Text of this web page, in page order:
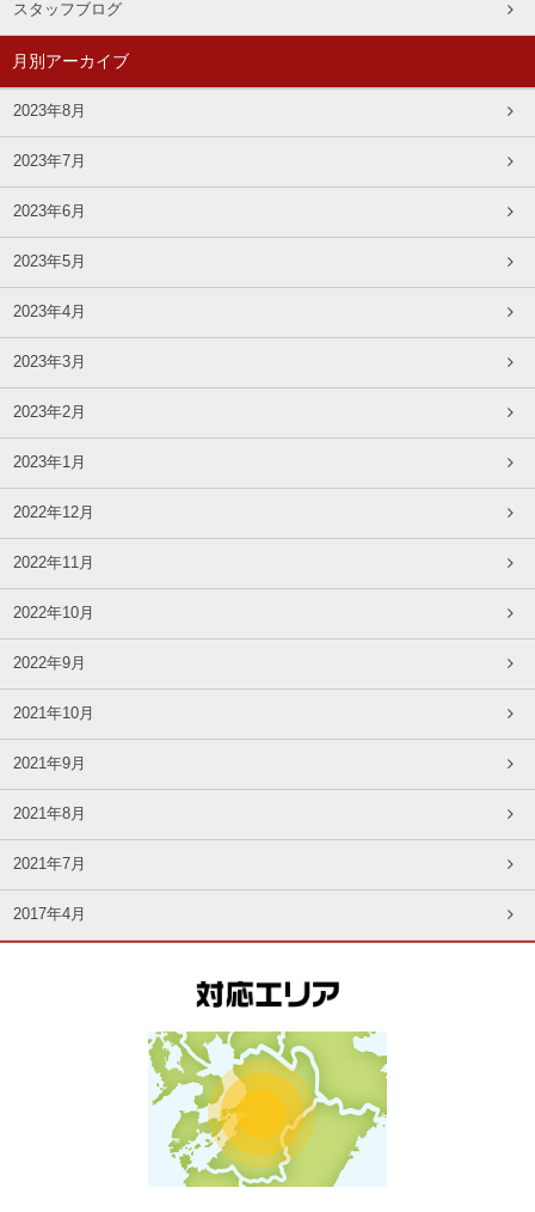
スタッフブログ
月別アーカイブ
2023年8月
2023年7月
2023年6月
2023年5月
2023年4月
2023年3月
2023年2月
2023年1月
2022年12月
2022年11月
2022年10月
2022年9月
2021年10月
2021年9月
2021年8月
2021年7月
2017年4月